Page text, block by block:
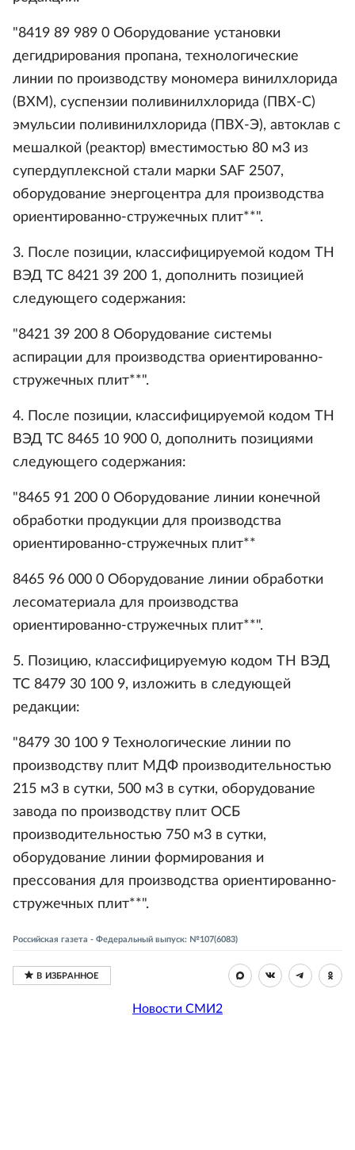
"8419 89 989 0 Оборудование установки
дегидрирования пропана, технологические
линии по производству мономера винилхлорида
(ВХМ), суспензии поливинилхлорида (ПВХ-С)
эмульсии поливинилхлорида (ПВХ-Э), автоклав с
мешалкой (реактор) вместимостью 80 м3 из
супердуплексной стали марки SAF 2507,
оборудование энергоцентра для производства
ориентированно-стружечных плит**".
3. После позиции, классифицируемой кодом ТН
ВЭД ТС 8421 39 200 1, дополнить позицией
следующего содержания:
"8421 39 200 8 Оборудование системы
аспирации для производства ориентированно-
стружечных плит**".
4. После позиции, классифицируемой кодом ТН
ВЭД ТС 8465 10 900 0, дополнить позициями
следующего содержания:
"8465 91 200 0 Оборудование линии конечной
обработки продукции для производства
ориентированно-стружечных плит**
8465 96 000 0 Оборудование линии обработки
лесоматериала для производства
ориентированно-стружечных плит**".
5. Позицию, классифицируемую кодом ТН ВЭД
ТС 8479 30 100 9, изложить в следующей
редакции:
"8479 30 100 9 Технологические линии по
производству плит МДФ производительностью
215 м3 в сутки, 500 м3 в сутки, оборудование
завода по производству плит ОСБ
производительностью 750 м3 в сутки,
оборудование линии формирования и
прессования для производства ориентированно-
стружечных плит**".
Российская газета - Федеральный выпуск: №107(6083)
Новости СМИ2